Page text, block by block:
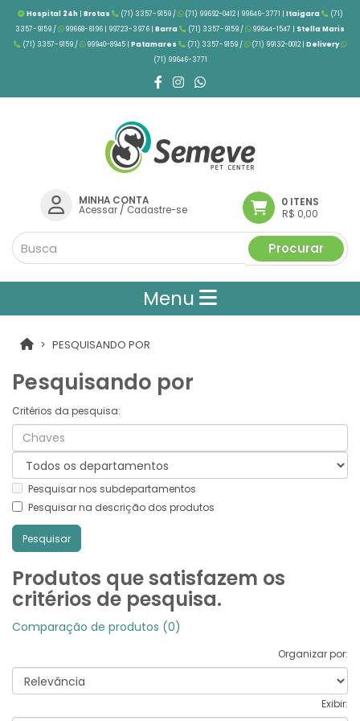
Hospital 24h| Brotas (71) 3357-9159 / (71) 99692-0412 | 99646-3771 | Itaigara
(71)
3357-9159 /
99668-6196 | 99723-3976 | Barra (71) 3357-9159 / 99644-1547 | Stella Maris
(71) 3357-9159 /
99940-8945 | Patamares (71) 3357-9159 / (71) 99132-0012 | Delivery
(71) 99646-3771
MINHA CONTA
Acessar/ Cadastre-se
0 ITENS
R$ 0,00
Procurar
Menu
PESQUISANDO POR
Pesquisando por
Critérios da pesquisa:
Pesquisar nos subdepartamentos
Pesquisar na descrição dos produtos
Produtos que satisfazem os
critérios de pesquisa.
Comparação de produtos (0)
Organizar por:
Exibir: